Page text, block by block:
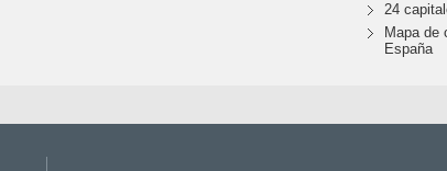
24
Mapa de
España